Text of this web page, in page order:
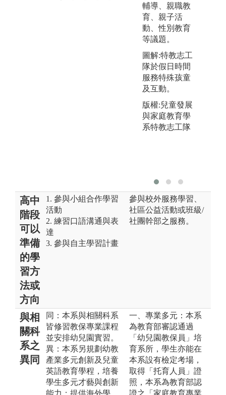
輔導、親職教
育、親子活
動、性別教育
等議題。
圖解:特教志工
隊於假日時間
服務特殊孩童
及互動。
版權:兒童發展
與家庭教育學
系特教志工隊
高中
階段
可以
準備
的學
習方
法或
方向
1. 參與小組合作學習
活動
2. 練習口語溝通與表
達
3. 參與自主學習計畫
參與校外服務學習、
社區公益活動或班級/
社團幹部之服務。
與相
關科
系之
異同
同：本系與相關科系
皆修習教保專業課程
並安排幼兒園實習。
異：本系另規劃幼教
產業多元創新及兒童
英語教育學程，培養
學生多元才藝與創新
能力；提供海外學
一、專業多元：本系
為教育部審認通過
「幼兒園教保員」培
育系所，學生亦能在
本系設有檢定考場，
取得「托育人員」證
照，本系為教育部認
證之「家庭教育專業